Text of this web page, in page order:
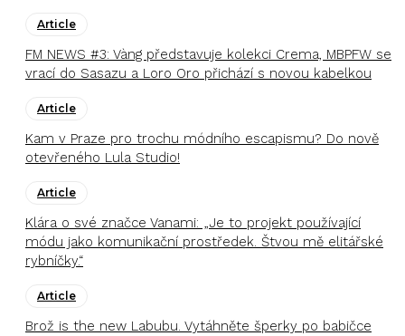
Article
FM NEWS #3: Vàng představuje kolekci Crema, MBPFW se
vrací do Sasazu a Loro Oro přichází s novou kabelkou
Article
Kam v Praze pro trochu módního escapismu? Do nově
otevřeného Lula Studio!
Article
Klára o své značce Vanami: „Je to projekt používající
módu jako komunikační prostředek. Štvou mě elitářské
rybníčky.“
Article
Brož is the new Labubu. Vytáhněte šperky po babičce